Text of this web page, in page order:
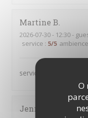
O
Martine B
2026-07-30- 12:30 -
service : 5/5 ambience
service au top
Jenny